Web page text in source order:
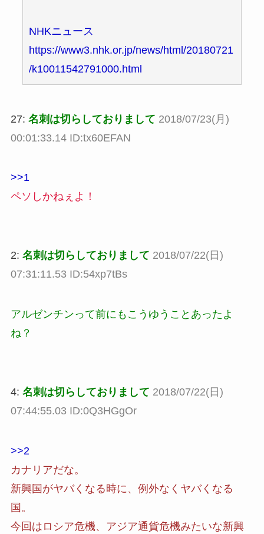
NHKニュース
https://www3.nhk.or.jp/news/html/20180721
/k10011542791000.html
27: 名刺は切らしておりまして 2018/07/23(月)
00:01:33.14 ID:tx60EFAN
>>1
ペソしかねぇよ！
2: 名刺は切らしておりまして 2018/07/22(日)
07:31:11.53 ID:54xp7tBs
アルゼンチンって前にもこうゆうことあったよ
ね？
4: 名刺は切らしておりまして 2018/07/22(日)
07:44:55.03 ID:0Q3HGgOr
>>2
カナリアだな。
新興国がヤバくなる時に、例外なくヤバくなる
国。
今回はロシア危機、アジア通貨危機みたいな新興